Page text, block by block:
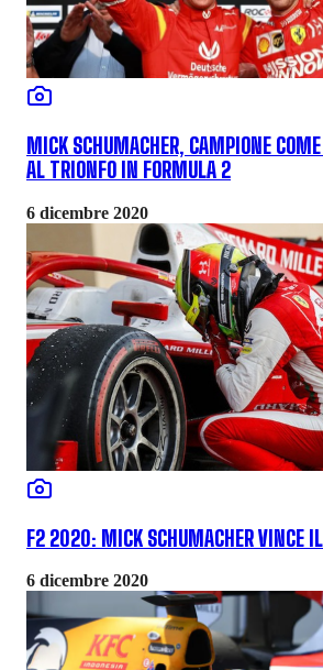
MICK SCHUMACHER, CAMPIONE
AL TRIONFO IN FORMULA 2
6 dicembre 2020
F2 2020: MICK SCHUMACHER VINCE
6 dicembre 2020